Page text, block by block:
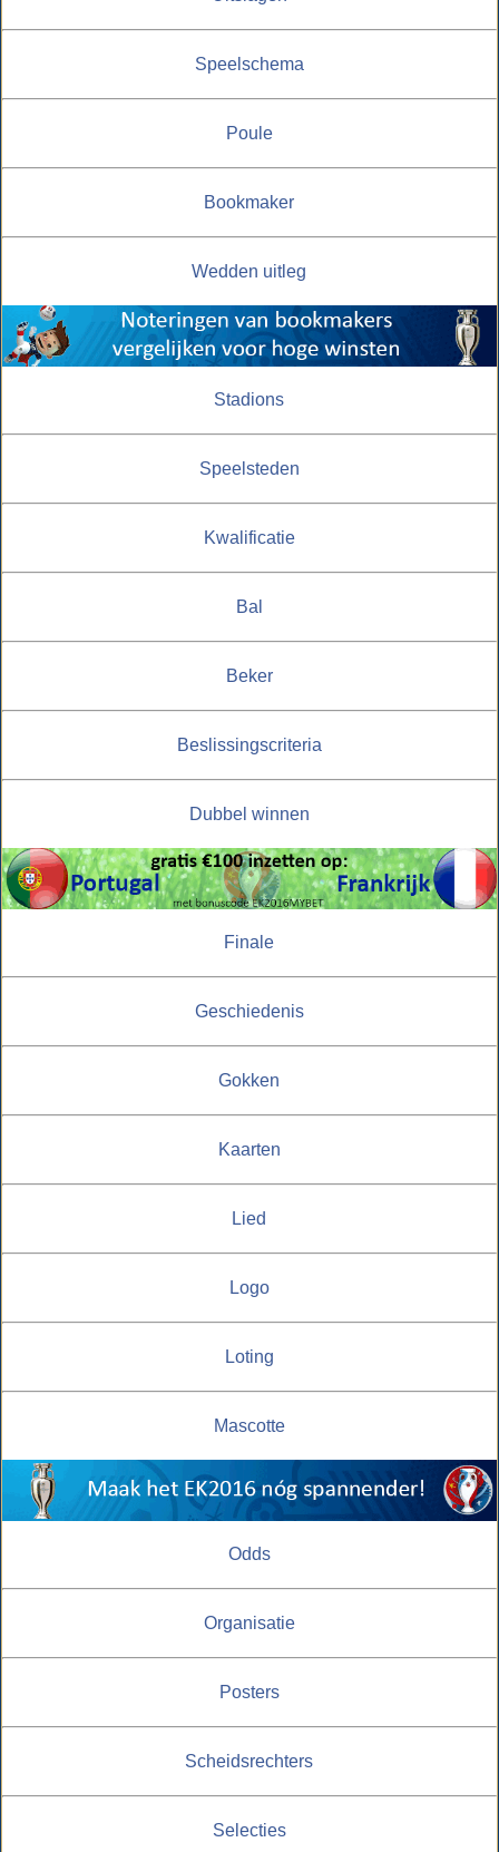
Speelschema
Poule
Bookmaker
Wedden uitleg
Stadions
Speelsteden
Kwalificatie
Bal
Beker
Beslissingscriteria
Dubbel winnen
Finale
Geschiedenis
Gokken
Kaarten
Lied
Logo
Loting
Mascotte
Odds
Organisatie
Posters
Scheidsrechters
Selecties